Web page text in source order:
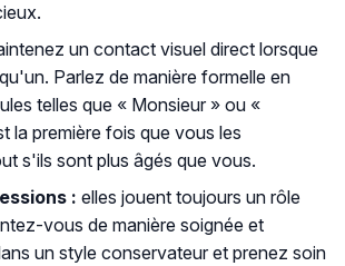
un contact visuel direct lorsque
Parlez de manière formelle en
telles que « Monsieur » ou «
la première fois que vous les
s'ils sont plus âgés que vous.
: elles jouent toujours un rôle
vous de manière soignée et
un style conservateur et prenez soin